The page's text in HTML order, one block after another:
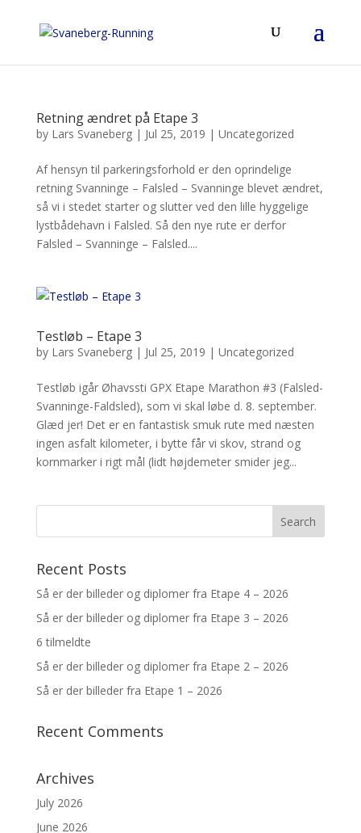
Retning ændret på Etape 3
by Lars Svaneberg| Jul 25, 2019 | Uncategorized
Af hensyn til parkeringsforhold er den oprindelige
retning Svanninge – Falsled – Svanninge blevet ændret,
så vi i stedet starter og slutter ved den lille hyggelige
lystbådehavn i Falsled. Så den nye rute er derfor
Falsled – Svanninge – Falsled....
Testløb – Etape 3
by Lars Svaneberg| Jul 25, 2019 | Uncategorized
Testløb igår Øhavssti GPX Etape Marathon #3 (Falsled-
Svanninge-Faldsled), som vi skal løbe d. 8. september.
Glæd jer! Det er en fantastisk smuk rute med næsten
ingen asfalt kilometer, i bytte får vi skov, strand og
kornmarker i rigt mål (lidt højdemeter smider jeg...
Recent Posts
Så er der billeder og diplomer fra Etape 4 – 2026
Så er der billeder og diplomer fra Etape 3 – 2026
6 tilmeldte
Så er der billeder og diplomer fra Etape 2 – 2026
Så er der billeder fra Etape 1 – 2026
Recent Comments
Archives
July 2026
June 2026